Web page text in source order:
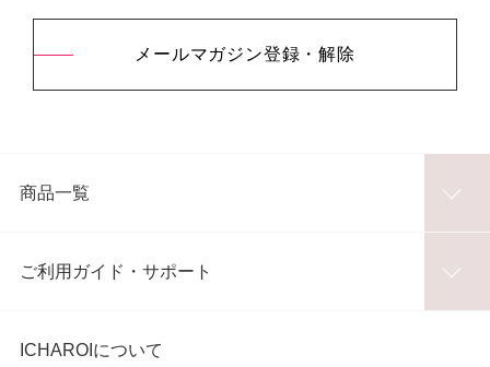
メールマガジン登録・解除
商品一覧
ご利用ガイド・サポート
ICHAROIについて